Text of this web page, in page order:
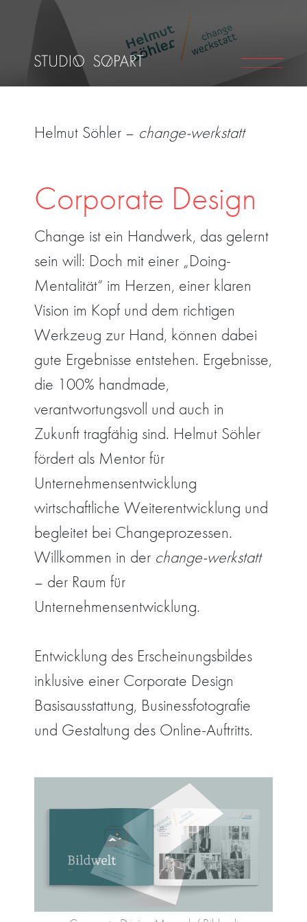
Helmut Söhler – change-werkstatt
Corporate Design
Change ist ein Handwerk, das gelernt
sein will: Doch mit einer „Doing-
Mentalität“ im Herzen, einer klaren
Vision im Kopf und dem richtigen
Werkzeug zur Hand, können dabei
gute Ergebnisse entstehen. Ergebnisse,
die 100% handmade,
verantwortungsvoll und auch in
Zukunft tragfähig sind. Helmut Söhler
fördert als Mentor für
Unternehmensentwicklung
wirtschaftliche Weiterentwicklung und
begleitet bei Changeprozessen.
Willkommen in der change-werkstatt
– der Raum für
Unternehmensentwicklung.
Entwicklung des Erscheinungsbildes
inklusive einer Corporate Design
Basisausstattung, Businessfotografie
und Gestaltung des Online-Auftritts.